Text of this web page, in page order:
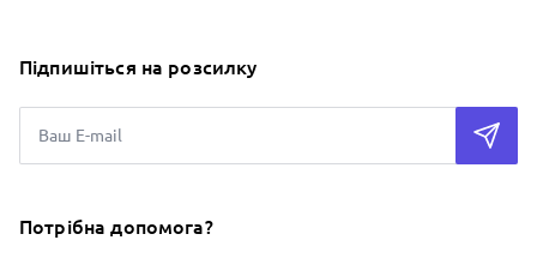
Підпишіться на розсилку
Потрібна допомога?